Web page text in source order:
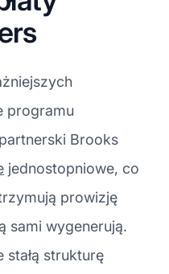
programu
Brooks
jednostopniowe, co
prowizję
sami wygenerują.
strukturę